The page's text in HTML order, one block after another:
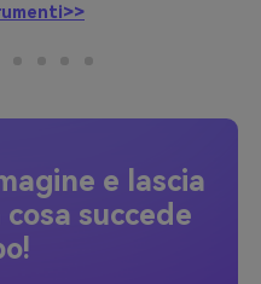
e lascia
succede